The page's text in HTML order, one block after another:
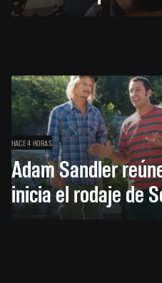
HACE 4 HORAS
Adam Sandler
inicia el rodaje de